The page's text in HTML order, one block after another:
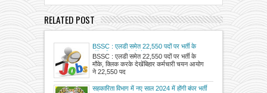
RELATED POST
BSSC : एलडी समेत 22,550 पदों पर भर्ती के
मौके, क्लिक करके देखें
BSSC : एलडी समेत 22,550 पदों पर भर्ती के
मौके, क्लिक करके देखेंबिहार कर्मचारी चयन आयोग
ने 22,550 पद
सहकारिता विभाग में नए साल 2024 में होंगी बंपर भर्ती